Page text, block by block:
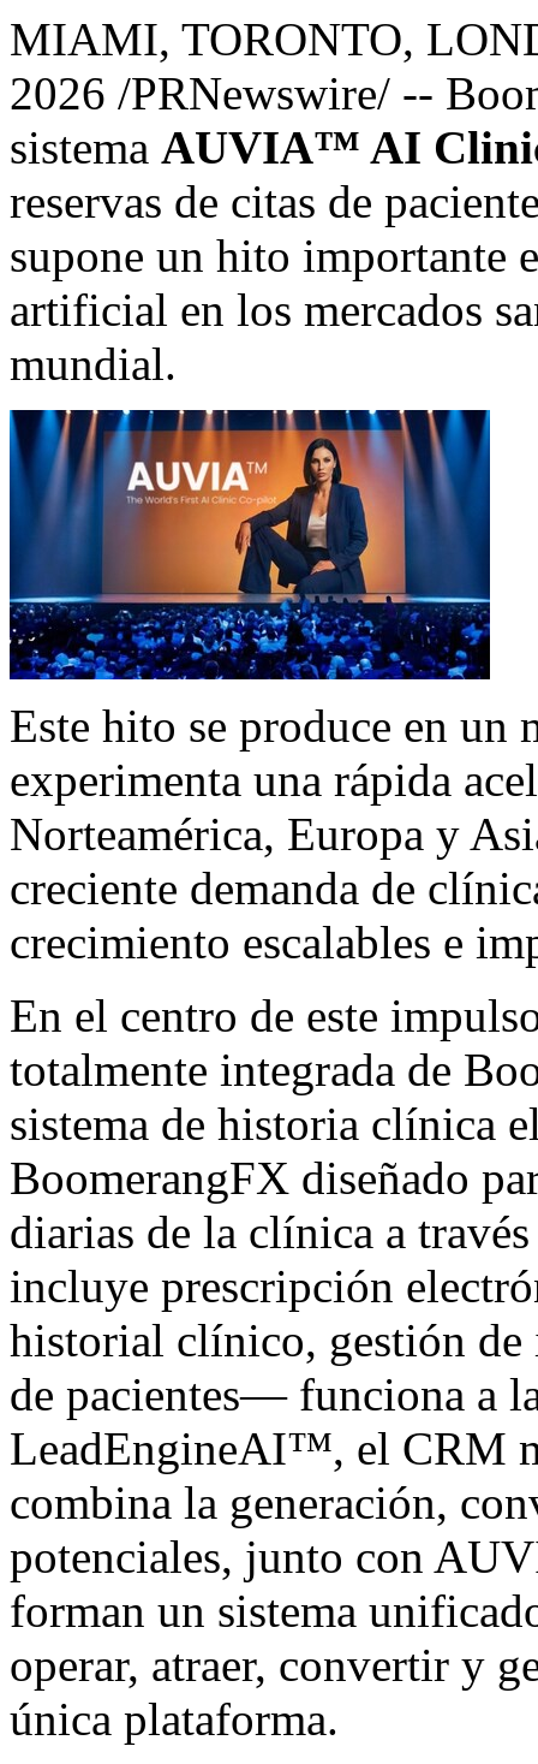
MIAMI, TORONTO,
2026 /PRNewswire/ --
sistema AUVIA™ AI
reservas de citas de
supone un hito importante
artificial en los mercados
mundial.
Este hito se produce en un
experimenta una rápida
Norteamérica, Europa y
creciente demanda de
crecimiento escalables e
En el centro de este
totalmente integrada de
sistema de historia clínica
BoomerangFX diseñado
diarias de la clínica a
incluye prescripción
historial clínico, gestión
de pacientes— funciona a
LeadEngineAI™, el CRM
combina la generación,
potenciales, junto con
forman un sistema
operar, atraer, convertir y
única plataforma.